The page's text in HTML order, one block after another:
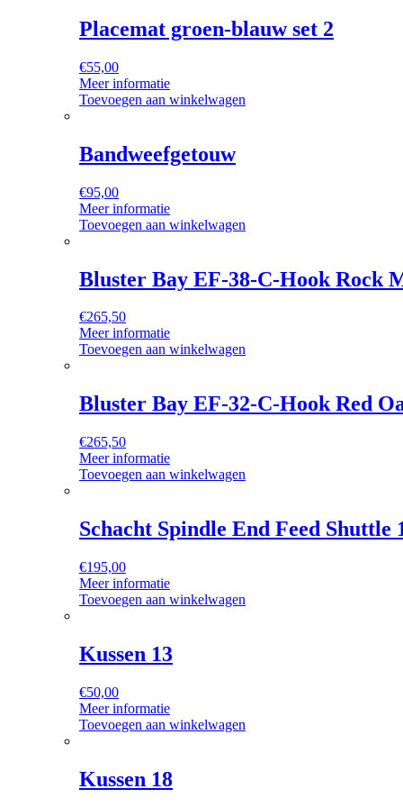
Placemat groen-blauw set 2
€55,00
Meer informatie
Toevoegen aan winkelwagen
Bandweefgetouw
€95,00
Meer informatie
Toevoegen aan winkelwagen
Bluster Bay EF-38-C-Hook Rock
€265,50
Meer informatie
Toevoegen aan winkelwagen
Bluster Bay EF-32-C-Hook Red
€265,50
Meer informatie
Toevoegen aan winkelwagen
Schacht Spindle End Feed Shuttle
€195,00
Meer informatie
Toevoegen aan winkelwagen
Kussen 13
€50,00
Meer informatie
Toevoegen aan winkelwagen
Kussen 18